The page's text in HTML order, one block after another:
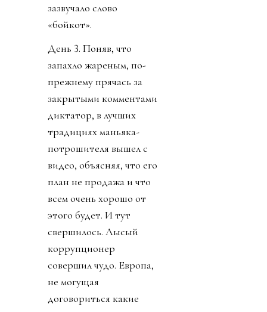
Инфантино на разговор
по поводу связей с
трампистами. Напомню,
два года изо всей
шершавости языка
полирует филейную
часть президента США.
И турнир новый
изобрел, и кубок в офис
лидером мира у
футболиста Челси
золотую медаль не стал
говорить. И даже
изобрел премию мира,
чтобы вручить
Дональду. Собрату по